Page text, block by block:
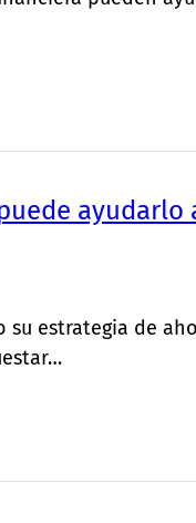
estrategia de